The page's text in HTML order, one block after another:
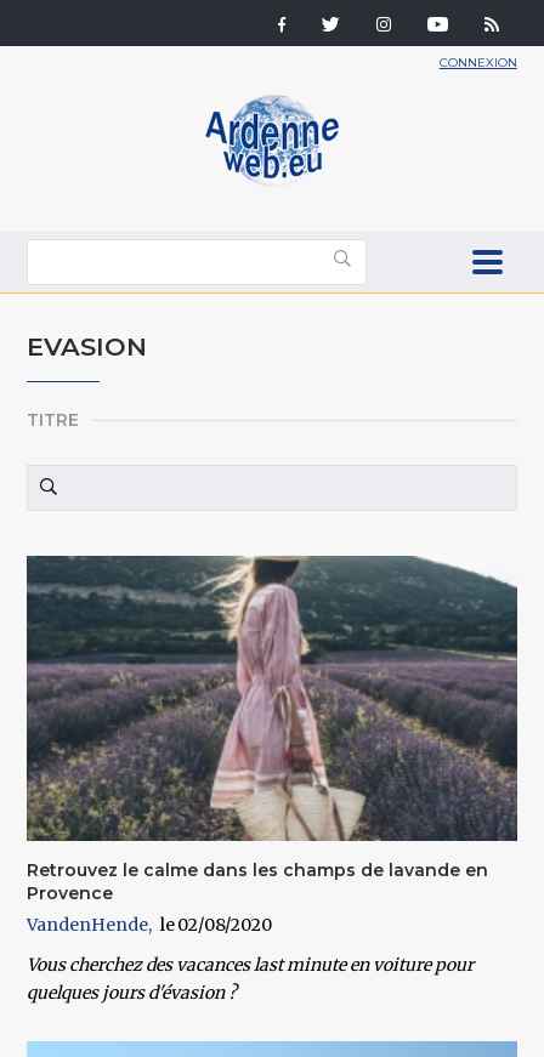
CONNEXION
EVASION
TITRE
Retrouvez le calme dans les champs de lavande en
Provence
VandenHende
02/08/2020
Vous cherchez des vacances last minute en voiture pour
quelques jours d'évasion ?